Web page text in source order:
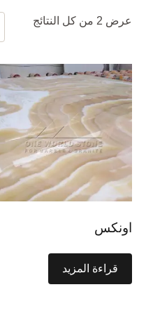
عرض ⁦2⁩ من كل النتائج
اونكس
قراءة المزيد